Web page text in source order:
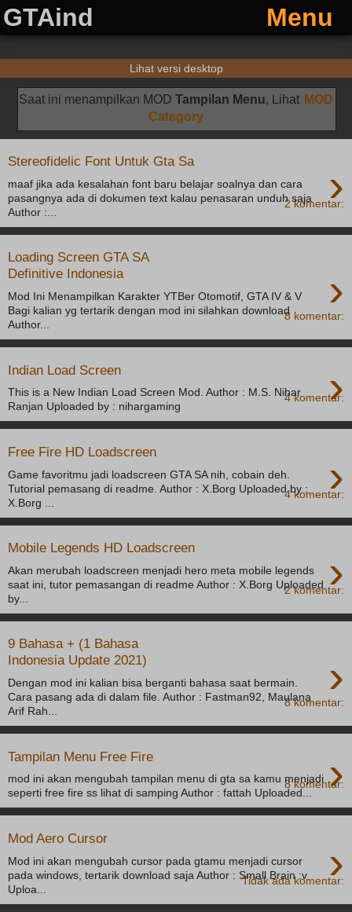
GTAind Menu
Lihat versi desktop
Saat ini menampilkan MOD Tampilan Menu, Lihat MOD
Category
Stereofidelic Font Untuk Gta Sa ›
maaf jika ada kesalahan font baru belajar soalnya dan cara
pasangnya ada di dokumen text kalau penasaran unduh saja
Author :...
2 komentar:
Loading Screen GTA SA
Definitive Indonesia
›
Mod Ini Menampilkan Karakter YTBer Otomotif, GTA IV & V
Bagi kalian yg tertarik dengan mod ini silahkan download
Author...
8 komentar:
Indian Load Screen ›
This is a New Indian Load Screen Mod. Author : M.S. Nihar
Ranjan Uploaded by : nihargaming
4 komentar:
Free Fire HD Loadscreen ›
Game favoritmu jadi loadscreen GTA SA nih, cobain deh.
Tutorial pemasang di readme. Author : X.Borg Uploaded by :
X.Borg ...
4 komentar:
Mobile Legends HD Loadscreen ›
Akan merubah loadscreen menjadi hero meta mobile legends
saat ini, tutor pemasangan di readme Author : X.Borg Uploaded
by...
2 komentar:
9 Bahasa + (1 Bahasa
Indonesia Update 2021)
›
Dengan mod ini kalian bisa berganti bahasa saat bermain.
Cara pasang ada di dalam file. Author : Fastman92, Maulana
Arif Rah...
8 komentar:
Tampilan Menu Free Fire ›
mod ini akan mengubah tampilan menu di gta sa kamu menjadi
seperti free fire ss lihat di samping Author : fattah Uploaded...
8 komentar:
Mod Aero Cursor ›
Mod ini akan mengubah cursor pada gtamu menjadi cursor
pada windows, tertarik download saja Author : Small Brain :v
Uploa...
Tidak ada komentar: